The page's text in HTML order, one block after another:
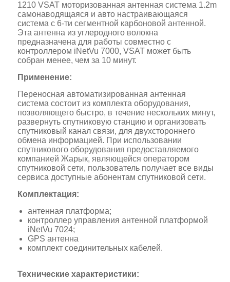
1210 VSAT моторизованная антенная система 1.2m
самонаводящаяся и авто настраивающаяся
система с 6-ти сегментной карбоновой антенной.
Эта антенна из углеродного волокна
предназначена для работы совместно с
контроллером iNetVu 7000, VSAT может быть
собран менее, чем за 10 минут.
Применение:
Переносная автоматизированная антенная
система состоит из комплекта оборудования,
позволяющего быстро, в течение нескольких минут,
развернуть спутниковую станцию и организовать
спутниковый канал связи, для двухстороннего
обмена информацией. При использовании
спутникового оборудования предоставляемого
компанией Жарык, являющейся оператором
спутниковой сети, пользователь получает все виды
сервиса доступные абонентам спутниковой сети.
Комплектация:
антенная платформа;
контроллер управления антенной платформой
iNetVu 7024;
GPS антенна
комплект соединительных кабелей.
Технические характеристики: